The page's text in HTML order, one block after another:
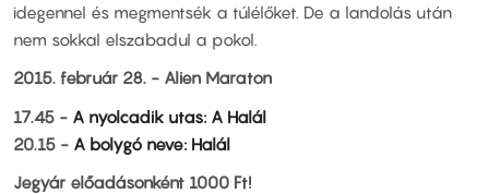
idegennel és megmentsék a túlélőket. De a landolás után
nem sokkal elszabadul a pokol.
2015. február 28. - Alien Maraton
17.45 - A nyolcadik utas: A Halál
20.15 - A bolygó neve: Halál
Jegyár előadásonként 1000 Ft!